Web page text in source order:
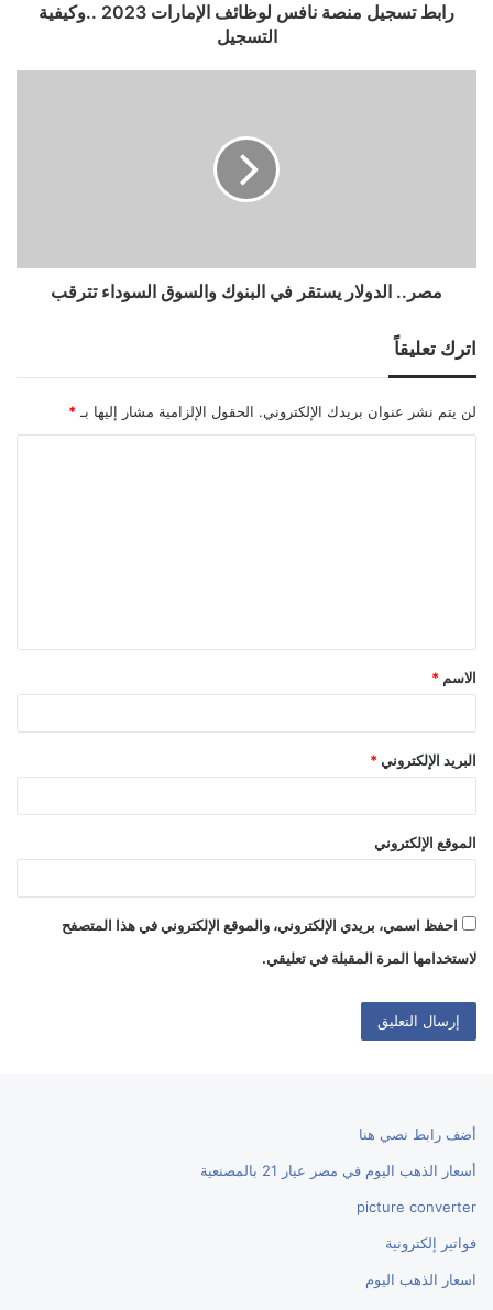
رابط تسجيل منصة نافس لوظائف الإمارات 2023 ..وكيفية
التسجيل
مصر.. الدولار يستقر في البنوك والسوق السوداء تترقب
اترك تعليقاً
لن يتم نشر عنوان بريدك الإلكتروني. الحقول الإلزامية مشار إليها بـ *
ق
*
الاسم *
البريد الإلكتروني *
الموقع الإلكتروني
احفظ اسمي، بريدي الإلكتروني، والموقع الإلكتروني في هذا المتصفح
لاستخدامها المرة المقبلة في تعليقي.
أضف رابط نصي هنا
أسعار الذهب اليوم في مصر عيار 21 بالمصنعية
picture converter
فواتير إلكترونية
اسعار الذهب اليوم